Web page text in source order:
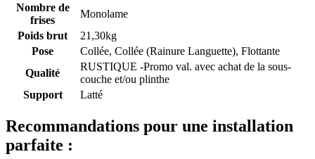
Nombre de
frises
Monolame
Poids brut
21,30kg
Pose
Collée, Collée (Rainure Languette), Flottante
Qualité
RUSTIQUE -Promo val. avec achat de la sous-
couche et/ou plinthe
Support
Latté
Recommandations pour une installation
parfaite :